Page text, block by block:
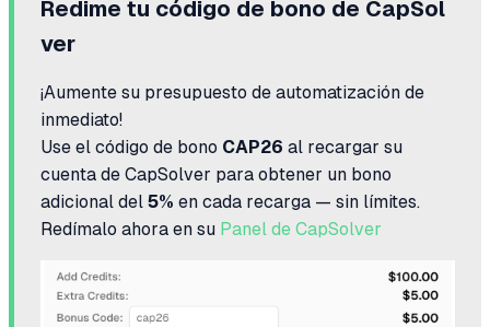
Redime tu código de bono de CapSol
ver
¡Aumente su presupuesto de automatización de
inmediato!
Use el código de bono CAP26 al recargar su
cuenta de CapSolver para obtener un bono
adicional del 5% en cada recarga — sin límites.
Redímalo ahora en su Panel de CapSolver